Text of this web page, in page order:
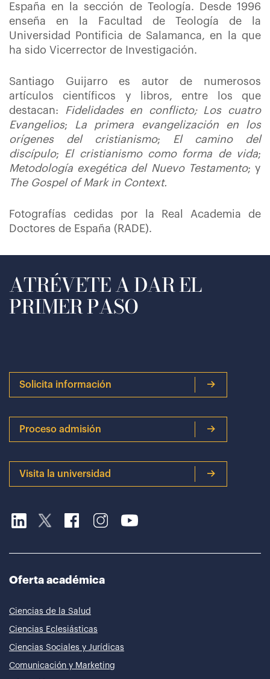
España en la sección de Teología. Desde 1996
enseña en la Facultad de Teología de la
Universidad Pontificia de Salamanca, en la que
ha sido Vicerrector de Investigación.
Santiago Guijarro es autor de numerosos
artículos científicos y libros, entre los que
destacan:
Fidelidades en conflicto; Los cuatro
Evangelios; La primera evangelización en los
orígenes del cristianismo;
El camino del
discípulo; El cristianismo como forma de vida;
Metodología exegética del Nuevo Testamento; y
The Gospel of Mark in Context.
Fotografías cedidas por la Real Academia de
Doctores de España (RADE).
ATRÉVETE A DAR EL
PRIMER PASO
Solicita información
Proceso admisión
Visita la universidad
Oferta académica
Ciencias de la Salud
Ciencias Eclesiásticas
Ciencias Sociales y Jurídicas
Comunicación y Marketing